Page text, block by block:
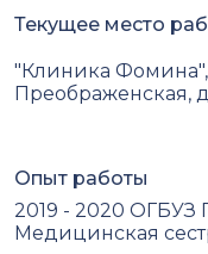
Текущее место
"Клиника Фомина",
Преображенская,
Опыт работы
2019 - 2020 ОГБУЗ
Медицинская